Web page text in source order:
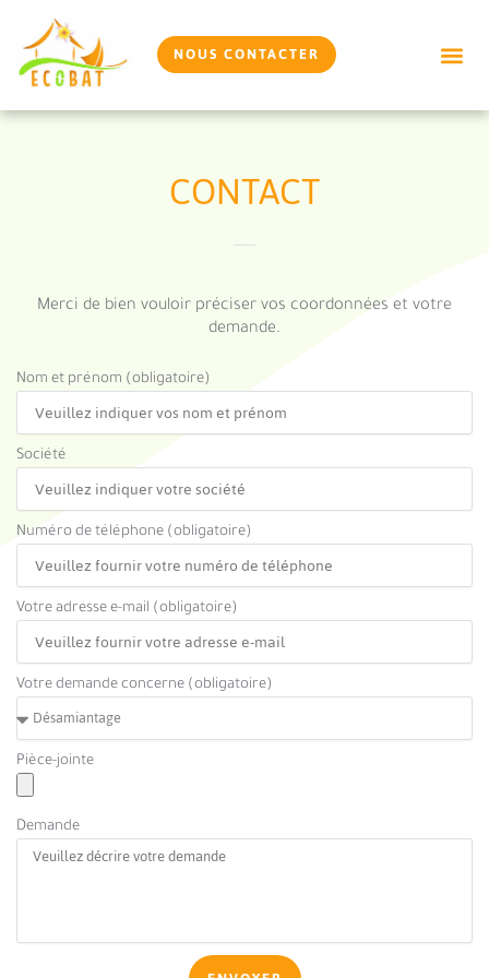
contenu
NOUS CONTACTER
CONTACT
Merci de bien vouloir préciser vos coordonnées et votre
demande.
Nom et prénom (obligatoire)
Société
Numéro de téléphone (obligatoire)
Votre adresse e-mail (obligatoire)
Votre demande concerne (obligatoire)
Pièce-jointe
Demande